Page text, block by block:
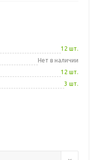
12 шт.
Нет в наличии
12 шт.
3 шт.